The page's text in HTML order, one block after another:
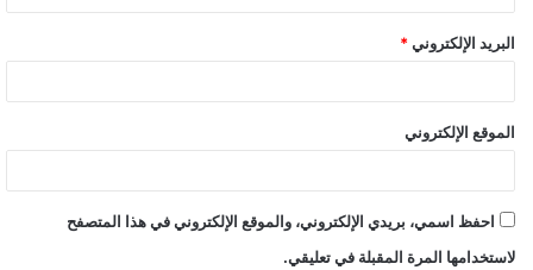
البريد الإلكتروني *
الموقع الإلكتروني
احفظ اسمي، بريدي الإلكتروني، والموقع الإلكتروني في هذا المتصفح
لاستخدامها المرة المقبلة في تعليقي.